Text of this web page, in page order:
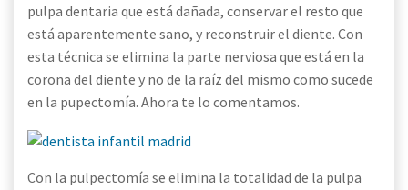
pulpa dentaria que está dañada, conservar el resto que
está aparentemente sano, y reconstruir el diente. Con
esta técnica se elimina la parte nerviosa que está en la
corona del diente y no de la raíz del mismo como sucede
en la pupectomía. Ahora te lo comentamos.
Con la pulpectomía se elimina la totalidad de la pulpa